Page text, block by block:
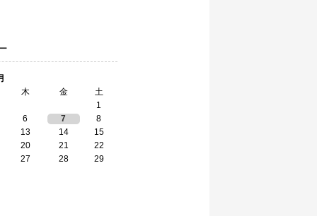
木
金
土
1
6
7
8
13
14
15
20
21
22
27
28 29